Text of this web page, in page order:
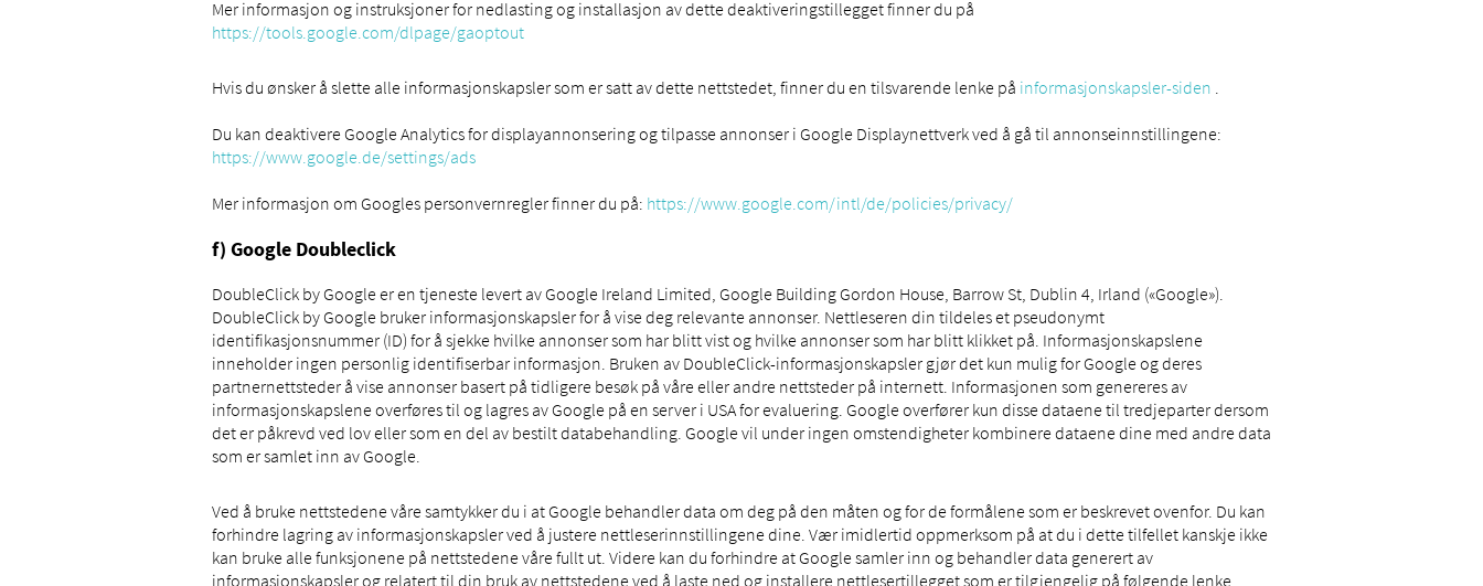
Mer informasjon og instruksjoner for nedlasting og installasjon av dette deaktiveringstillegget finner du på
https://tools.google.com/dlpage/gaoptout
Hvis du ønsker å slette alle informasjonskapsler som er satt av dette nettstedet, finner du en tilsvarende lenke på informasjonskapsler-siden .
Du kan deaktivere Google Analytics for displayannonsering og tilpasse annonser i Google Displaynettverk ved å gå til annonseinnstillingene:
https://www.google.de/settings/ads
Mer informasjon om Googles personvernregler finner du på: https://www.google.com/intl/de/policies/privacy/
f) Google Doubleclick
DoubleClick by Google er en tjeneste levert av Google Ireland Limited, Google Building Gordon House, Barrow St, Dublin 4, Irland («Google»).
DoubleClick by Google bruker informasjonskapsler for å vise deg relevante annonser. Nettleseren din tildeles et pseudonymt
identifikasjonsnummer (ID) for å sjekke hvilke annonser som har blitt vist og hvilke annonser som har blitt klikket på. Informasjonskapslene
inneholder ingen personlig identifiserbar informasjon. Bruken av DoubleClick-informasjonskapsler gjør det kun mulig for Google og deres
partnernettsteder å vise annonser basert på tidligere besøk på våre eller andre nettsteder på internett. Informasjonen som genereres av
informasjonskapslene overføres til og lagres av Google på en server i USA for evaluering. Google overfører kun disse dataene til tredjeparter dersom
det er påkrevd ved lov eller som en del av bestilt databehandling. Google vil under ingen omstendigheter kombinere dataene dine med andre data
som er samlet inn av Google.
Ved å bruke nettstedene våre samtykker du i at Google behandler data om deg på den måten og for de formålene som er beskrevet ovenfor. Du kan
forhindre lagring av informasjonskapsler ved å justere nettleserinnstillingene dine. Vær imidlertid oppmerksom på at du i dette tilfellet kanskje ikke
kan bruke alle funksjonene på nettstedene våre fullt ut. Videre kan du forhindre at Google samler inn og behandler data generert av
informasjonskapsler og relatert til din bruk av nettstedene ved å laste ned og installere nettlesertillegget som er tilgjengelig på følgende lenke